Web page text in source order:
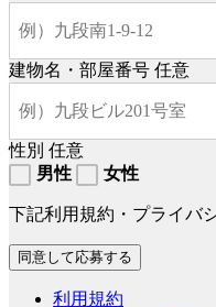
建物名・部屋番号 任意
性別 任意
男性
女性
下記利用規約・プライバ
利用規約